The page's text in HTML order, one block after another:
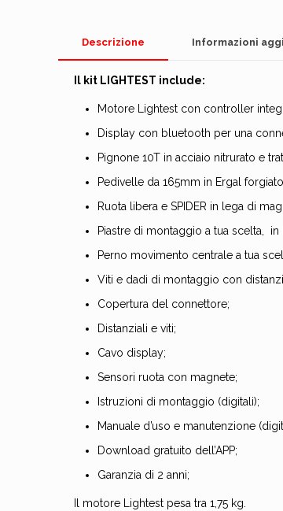
Descrizione Informazioni
Il kit LIGHTEST include:
Motore Lightest con controller
Display con bluetooth per una
Pignone 10T in acciaio nitrurato e
Pedivelle da 165mm in Ergal
Ruota libera e SPIDER in lega di
Piastre di montaggio a tua scelta, in
Perno movimento centrale a tua
Viti e dadi di montaggio con
Copertura del connettore;
Distanziali e viti;
Cavo display;
Sensori ruota con magnete;
Istruzioni di montaggio (digitali);
Manuale d’uso e manutenzione
Download gratuito dell’APP;
Garanzia di 2 anni;
Il motore Lightest pesa tra 1,75 kg.